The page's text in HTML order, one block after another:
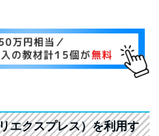
エクスプレス）を利用す